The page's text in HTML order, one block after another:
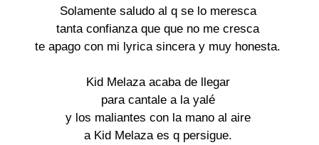
Solamente saludo al q se lo meresca
tanta confianza que que no me cresca
te apago con mi lyrica sincera y muy honesta.
Kid Melaza acaba de llegar
para cantale a la yalé
y los maliantes con la mano al aire
a Kid Melaza es q persigue.